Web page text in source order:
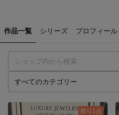
作品一覧 シリーズ プロフィール
残り1点